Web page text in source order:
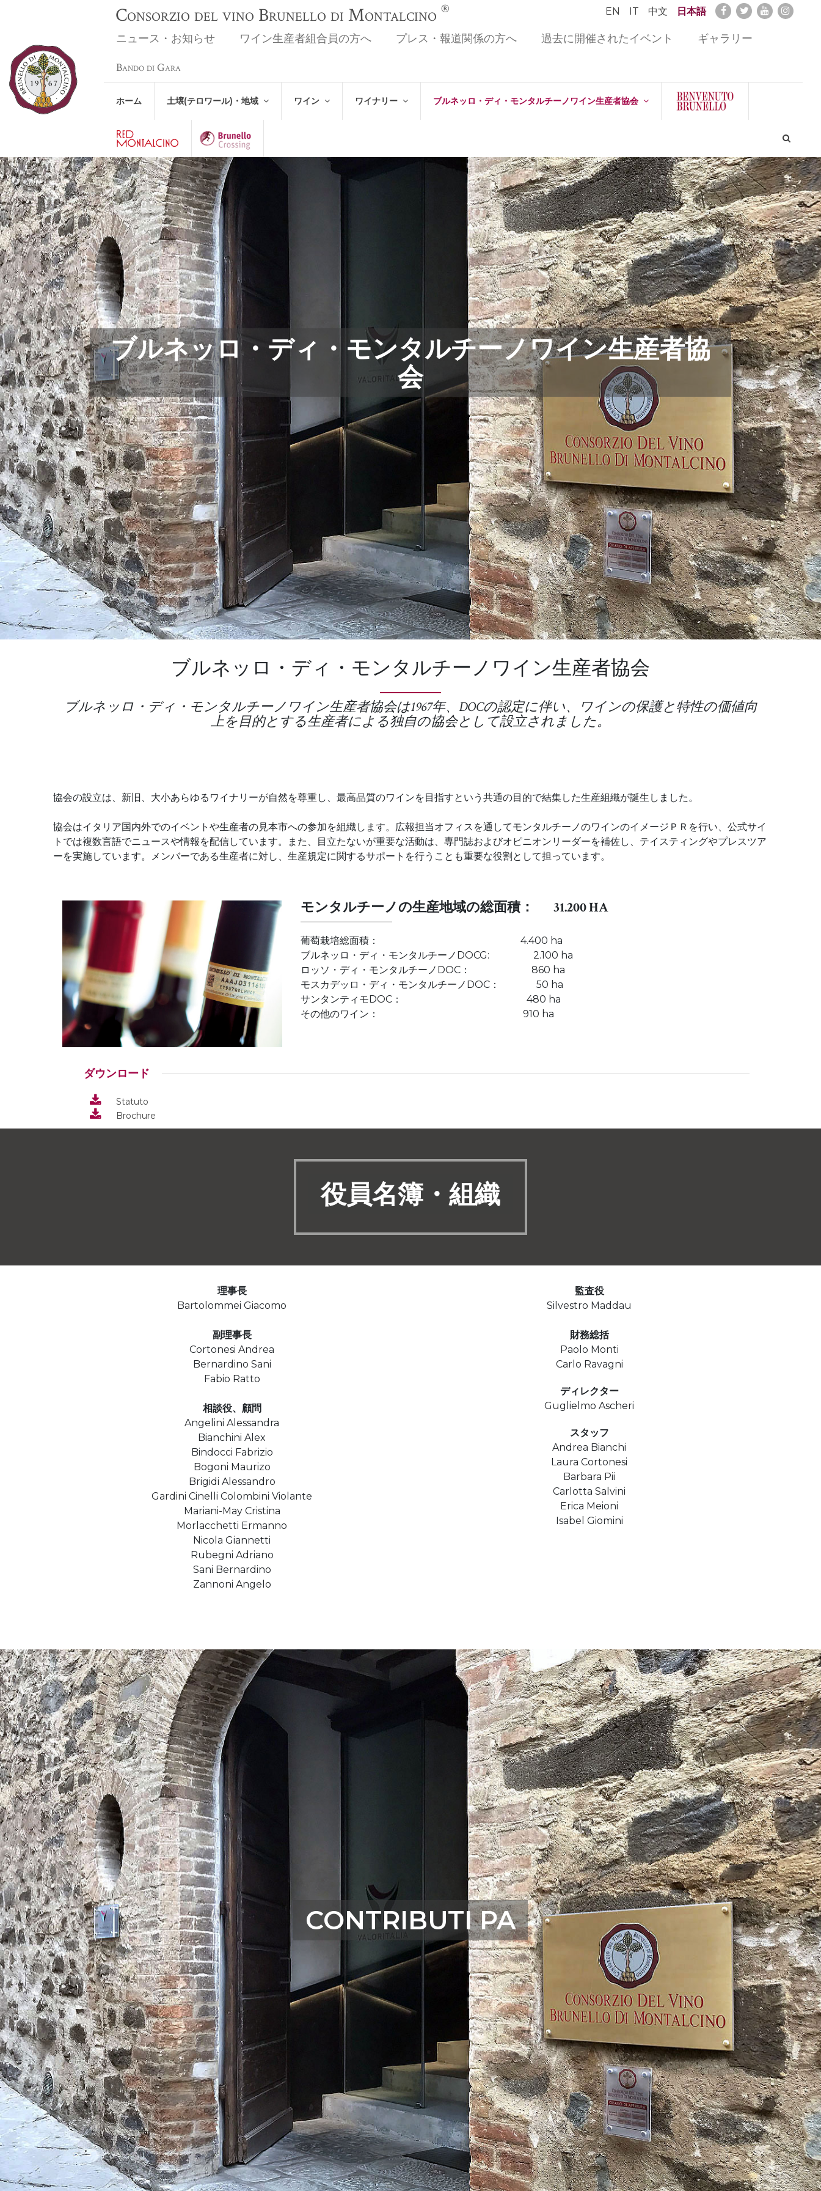
Consorzio del vino Brunello di Montalcino ® EN IT 中文 日本語
ニュース・お知らせ ワイン生産者組合員の方へ プレス・報道関係の方へ 過去に開催されたイベント ギャラリー
Bando di Gara
ホーム 土壌(テロワール)・地域 ワイン ワイナリー ブルネッロ・ディ・モンタルチーノワイン生産者協会
ブルネッロ・ディ・モンタルチーノワイン生産者協
会
ブルネッロ・ディ・モンタルチーノワイン生産者協会
ブルネッロ・ディ・モンタルチーノワイン生産者協会は1967年、DOCの認定に伴い、ワインの保護と特性の価値向
上を目的とする生産者による独自の協会として設立されました。
協会の設立は、新旧、大小あらゆるワイナリーが自然を尊重し、最高品質のワインを目指すという共通の目的で結集した生産組織が誕生しました。
協会はイタリア国内外でのイベントや生産者の見本市への参加を組織します。広報担当オフィスを通してモンタルチーノのワインのイメージＰＲを行い、公式サイ
トでは複数言語でニュースや情報を配信しています。また、目立たないが重要な活動は、専門誌およびオピニオンリーダーを補佐し、テイスティングやプレスツア
ーを実施しています。メンバーである生産者に対し、生産規定に関するサポートを行うことも重要な役割として担っています。
モンタルチーノの生産地域の総面積： 31.200 HA
葡萄栽培総面積： 4.400 ha
ブルネッロ・ディ・モンタルチーノDOCG: 2.100 ha
ロッソ・ディ・モンタルチーノDOC： 860 ha
モスカデッロ・ディ・モンタルチーノDOC： 50 ha
サンタンティモDOC： 480 ha
その他のワイン： 910 ha
ダウンロード
Statuto
Brochure
役員名簿・組織
理事長
Bartolommei Giacomo
副理事長
Cortonesi Andrea
Bernardino Sani
Fabio Ratto
相談役、顧問
Angelini Alessandra
Bianchini Alex
Bindocci Fabrizio
Bogoni Maurizo
Brigidi Alessandro
Gardini Cinelli Colombini Violante
Mariani-May Cristina
Morlacchetti Ermanno
Nicola Giannetti
Rubegni Adriano
Sani Bernardino
Zannoni Angelo
監査役
Silvestro Maddau
財務総括
Paolo Monti
Carlo Ravagni
ディレクター
Guglielmo Ascheri
スタッフ
Andrea Bianchi
Laura Cortonesi
Barbara Pii
Carlotta Salvini
Erica Meioni
Isabel Giomini
CONTRIBUTI PA